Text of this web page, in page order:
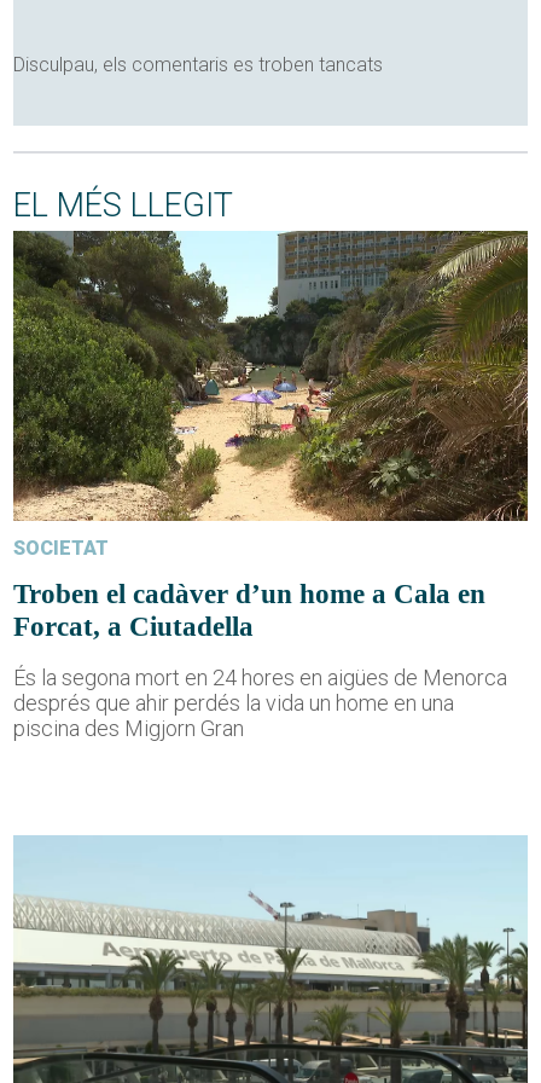
Disculpau, els comentaris es troben tancats
EL MÉS LLEGIT
SOCIETAT
Troben el cadàver d’un home a Cala en
Forcat, a Ciutadella
És la segona mort en 24 hores en aigües de Menorca
després que ahir perdés la vida un home en una
piscina des Migjorn Gran